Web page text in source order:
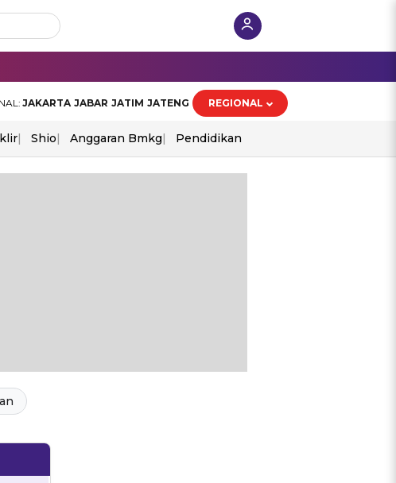
JAKARTA JABAR JATIM JATENG REGIONAL
Shio Anggaran Bmkg Pendidikan